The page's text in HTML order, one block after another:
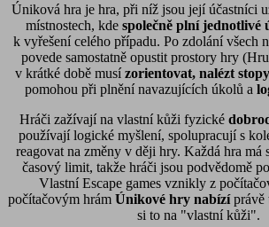
Úniková hra je hra, při níž jsou její účastníci
místnostech, kde společně plní jednotlivé
k vyřešení celého případu. Po zdolání všech
povede samostatně opustit prostory hry
v krátké době musízorientovat, nalézt
pomohou při plnění navazujících úkolů a
Hráči zažívají na vlastní kůži fyzické
používají logické myšlení, spolupracují s
reagovat na změny v ději hry. Každá hra má
časový limit, takže hráči jsou podvědomě
Vlastní Escape games vznikly z
počítačovým hrám Únikové hry nabízíprávě
si to na "vlastní kůži".